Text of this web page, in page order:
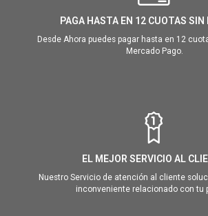
PAGA HASTA EN 12 CUOTAS SIN
Desde Ahora puedes pagar hasta en 12
Mercado Pago.
EL MEJOR SERVICIO AL
Nuestro Servicio de atención al cliente
inconveniente relacionado con tu